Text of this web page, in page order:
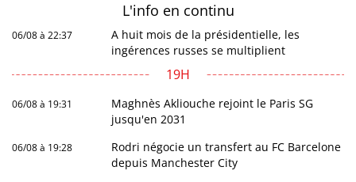
L'info en continu
06/08 à 22:37
A huit mois de la présidentielle, les
ingérences russes se multiplient
19H
06/08 à 19:31
Maghnès Akliouche rejoint le Paris SG
jusqu'en 2031
06/08 à 19:28
Rodri négocie un transfert au FC Barcelone
depuis Manchester City